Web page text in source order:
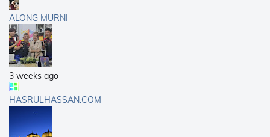
ALONG MURNI
3 weeks ago
HASRULHASSAN.COM